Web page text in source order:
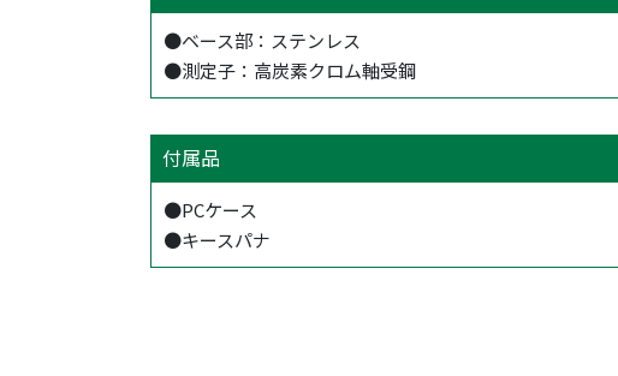
●ベース部：ステンレス
●測定子：高炭素クロム軸受鋼
付属品
●PCケース
●キースパナ